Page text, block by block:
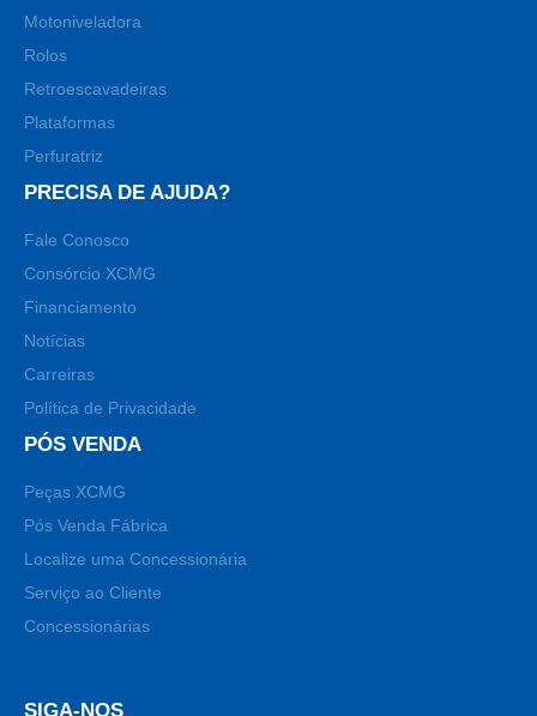
Motoniveladora
Rolos
Retroescavadeiras
Plataformas
Perfuratriz
PRECISA DE AJUDA?
Fale Conosco
Consórcio XCMG
Financiamento
Notícias
Carreiras
Política de Privacidade
PÓS VENDA
Peças XCMG
Pós Venda Fábrica
Localize uma Concessionária
Serviço ao Cliente
Concessionárias
SIGA-NOS